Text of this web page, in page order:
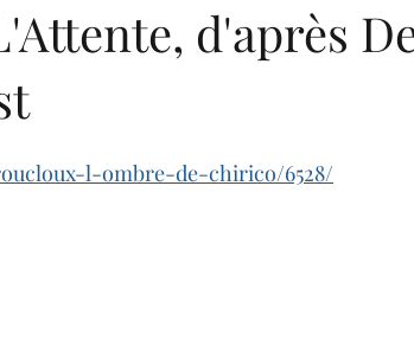
d'après
l-ombre-de-chirico/6528/